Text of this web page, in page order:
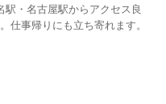
駅・名古屋駅からアクセス良
仕事帰りにも立ち寄れます。